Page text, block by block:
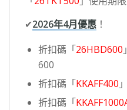
✔2026年4月優惠！
折扣碼「26HBD600
600
折扣碼「KKAFF400
折扣碼「